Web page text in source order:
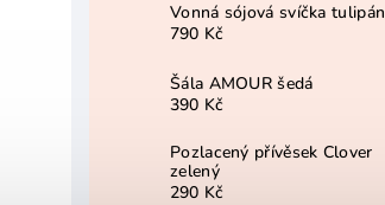
Vonná sójová svíčka tulipán
790 Kč
Šála AMOUR šedá
390 Kč
Pozlacený přívěsek Clover
zelený
290 Kč